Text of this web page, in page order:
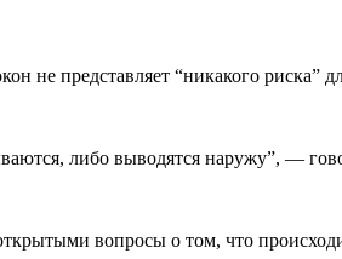
представляет “никакого риска”
либо выводятся наружу”, —
вопросы о том, что